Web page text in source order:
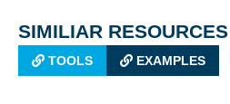
SIMILIAR RESOURCES
TOOLS EXAMPLES